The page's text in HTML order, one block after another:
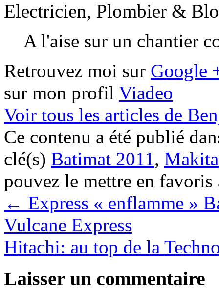
Electricien, Plombier &
A l'aise sur un chantier
Retrouvez moi sur Google
sur mon profil Viadeo
Voir tous les articles de
Ce contenu a été publié
clé(s) Batimat 2011, Makita
pouvez le mettre en
← Express « enflamme »
Vulcane Express
Hitachi: au top de la
Laisser un commentaire